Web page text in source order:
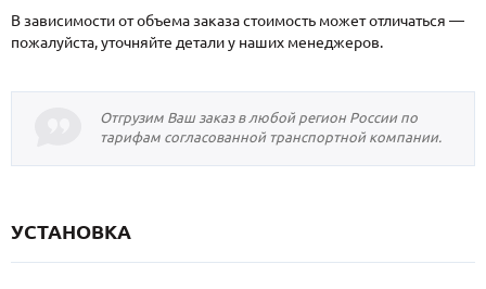
В зависимости от объема заказа стоимость может отличаться —
пожалуйста, уточняйте детали у наших менеджеров.
Отгрузим Ваш заказ в любой регион России по
тарифам согласованной транспортной компании.
УСТАНОВКА